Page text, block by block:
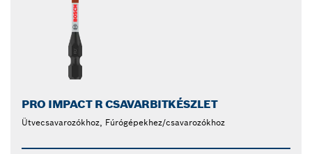
PRO IMPACT R CSAVARBITKÉSZLET
Ütvecsavarozókhoz, Fúrógépekhez/csavarozókhoz